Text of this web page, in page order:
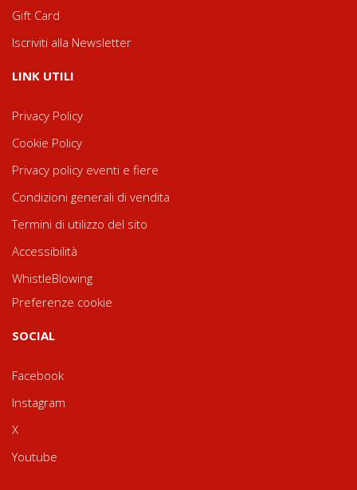
Gift Card
Iscriviti alla Newsletter
LINK UTILI
Privacy Policy
Cookie Policy
Privacy policy eventi e fiere
Condizioni generali di vendita
Termini di utilizzo del sito
Accessibilità
WhistleBlowing
Preferenze cookie
SOCIAL
Facebook
Instagram
X
Youtube